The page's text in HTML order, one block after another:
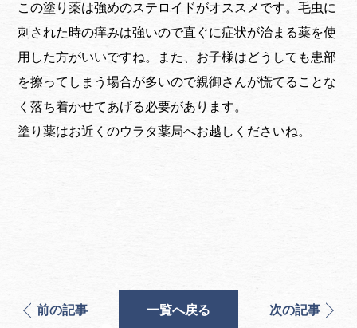
この塗り薬は強めのステロイドがオススメです。毛虫に
刺された時の痒みは強いので直ぐに症状が治まる薬を使
用した方がいいですね。また、お子様はどうしても患部
を擦ってしまう場合が多いので親御さんが慌てることな
く落ち着かせてあげる必要があります。
塗り薬はお近くのウラタ薬局へお越しくださいね。
前の記事 一覧へ戻る 次の記事